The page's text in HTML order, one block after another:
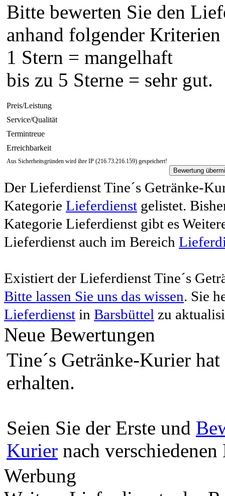
Bitte bewerten Sie den
anhand folgender
1 Stern = mangelhaft
bis zu 5 Sterne = sehr gut.
Preis/Leistung
Service/Qualität
Termintreue
Erreichbarkeit
Aus Sicherheitsgründen wird ihre IP (216.73.216.159) gespeichert!
Der Lieferdienst Tine´s Getränke-
Kategorie Lieferdienst gelistet.
Kategorie Lieferdienst gibt es
Lieferdienst auch im Bereich
Existiert der Lieferdienst Tine´s
Bitte lassen Sie uns das wissen. Sie
Lieferdienst in Barsbüttel zu
Neue Bewertungen
Tine´s Getränke-Kurier
erhalten.
Seien Sie der Erste und
Kurier nach
Werbung